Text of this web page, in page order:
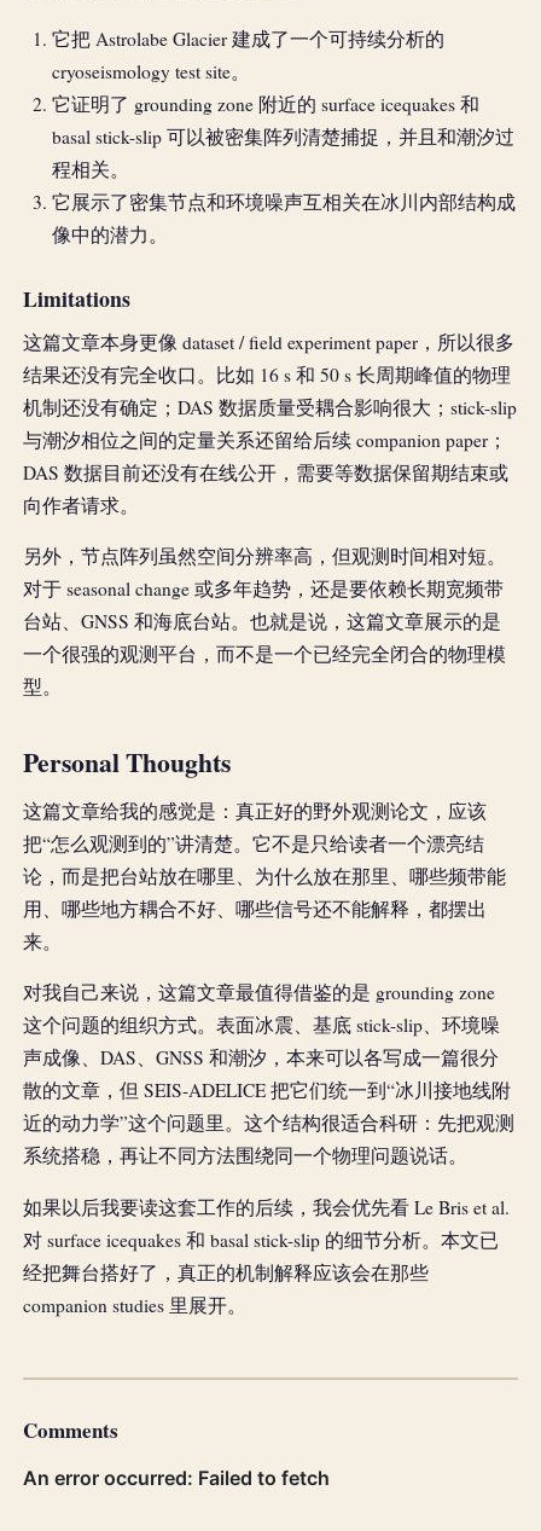
它把 Astrolabe Glacier 建成了一个可持续分析的
cryoseismology test site。
它证明了 grounding zone 附近的 surface icequakes 和
basal stick-slip 可以被密集阵列清楚捕捉，并且和潮汐过
程相关。
它展示了密集节点和环境噪声互相关在冰川内部结构成
像中的潜力。
Limitations
这篇文章本身更像 dataset / field experiment paper，所以很多
结果还没有完全收口。比如 16 s 和 50 s 长周期峰值的物理
机制还没有确定；DAS 数据质量受耦合影响很大；stick-slip
与潮汐相位之间的定量关系还留给后续 companion paper；
DAS 数据目前还没有在线公开，需要等数据保留期结束或
向作者请求。
另外，节点阵列虽然空间分辨率高，但观测时间相对短。
对于 seasonal change 或多年趋势，还是要依赖长期宽频带
台站、GNSS 和海底台站。也就是说，这篇文章展示的是
一个很强的观测平台，而不是一个已经完全闭合的物理模
型。
Personal Thoughts
这篇文章给我的感觉是：真正好的野外观测论文，应该
把“怎么观测到的”讲清楚。它不是只给读者一个漂亮结
论，而是把台站放在哪里、为什么放在那里、哪些频带能
用、哪些地方耦合不好、哪些信号还不能解释，都摆出
来。
对我自己来说，这篇文章最值得借鉴的是 grounding zone
这个问题的组织方式。表面冰震、基底 stick-slip、环境噪
声成像、DAS、GNSS 和潮汐，本来可以各写成一篇很分
散的文章，但 SEIS-ADELICE 把它们统一到“冰川接地线附
近的动力学”这个问题里。这个结构很适合科研：先把观测
系统搭稳，再让不同方法围绕同一个物理问题说话。
如果以后我要读这套工作的后续，我会优先看 Le Bris et al.
对 surface icequakes 和 basal stick-slip 的细节分析。本文已
经把舞台搭好了，真正的机制解释应该会在那些
companion studies 里展开。
Comments